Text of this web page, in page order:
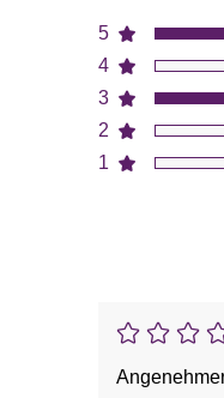
5
4
3
2
1